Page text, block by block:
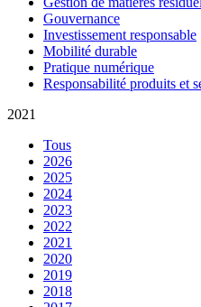
Gouvernance
Investissement responsable
Mobilité durable
Pratique numérique
Responsabilité produits et
2021
Tous
2026
2025
2024
2023
2022
2021
2020
2019
2018